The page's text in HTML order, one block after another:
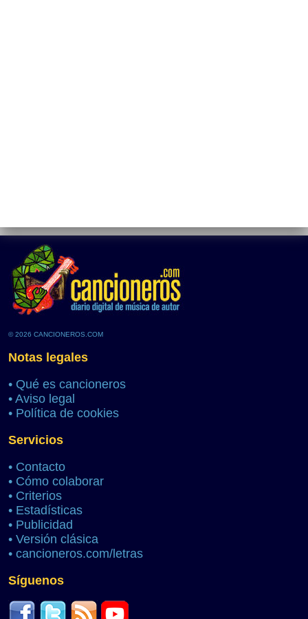
© 2026 CANCIONEROS.COM
Notas legales
• Qué es cancioneros
• Aviso legal
• Política de cookies
Servicios
• Contacto
• Cómo colaborar
• Criterios
• Estadísticas
• Publicidad
• Versión clásica
• cancioneros.com/letras
Síguenos